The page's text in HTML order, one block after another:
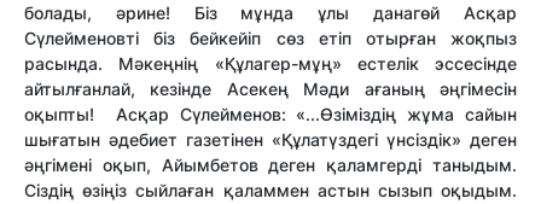
болады, әрине! Біз мұнда ұлы данагөй Асқар
Сүлейменовті біз бейкейіп сөз етіп отырған жоқпыз
расында. Мәкеңнің «Құлагер-мұң» естелік эссесінде
айтылғанлай, кезінде Асекең Мәди ағаның әңгімесін
оқыпты! Асқар Сүлейменов: «...Өзіміздің жұма сайын
шығатын әдебиет газетінен «Құлатүздегі үнсіздік» деген
әңгімені оқып, Айымбетов деген қаламгерді таныдым.
Сіздің өзіңіз сыйлаған қаламмен астын сызып оқыдым.